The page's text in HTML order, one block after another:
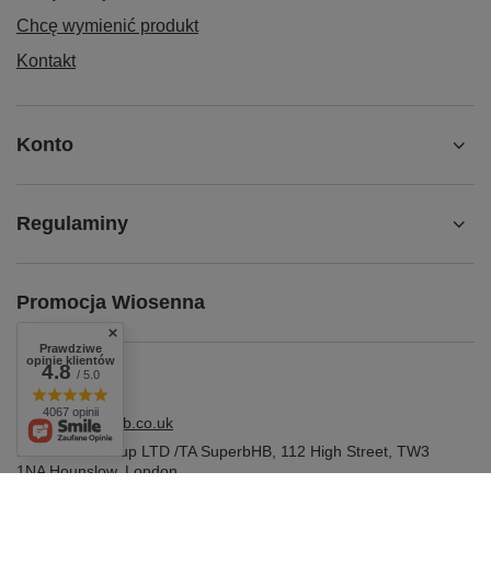
Chcę wymienić produkt
Kontakt
Konto
Regulaminy
Promocja Wiosenna
shop@superbhb.co.uk
Fab Trade Group LTD /TA SuperbHB 112 High Street TW3
1NAHounslow, London
Prawdziwe
opinie klientów
4.8/ 5.0
4067 opinii